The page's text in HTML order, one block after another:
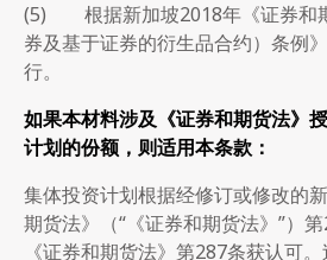
(5) 根据新加坡2018年《证券和
券及基于证券的衍生品合约）条例
行。
如果本材料涉及《证券和期货法》
计划的份额，则适用本条款：
集体投资计划根据经修订或修改的
期货法》（“《证券和期货法》”）
《证券和期货法》第287条获认可